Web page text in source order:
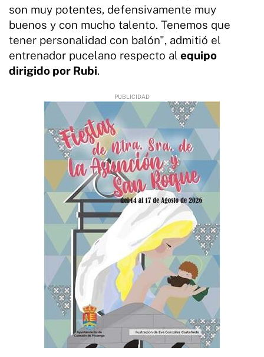
son muy potentes, defensivamente muy
buenos y con mucho talento. Tenemos que
tener personalidad con balón", admitió el
entrenador pucelano respecto al equipo
dirigido por Rubi.